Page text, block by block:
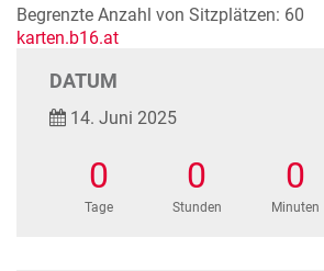
Begrenzte Anzahl von Sitzplätzen: 60
karten.b16.at
DATUM
14. Juni 2025
0
Tage
0
Stunden
0
Minuten